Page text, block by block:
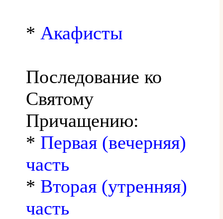
* Акафисты
Последование ко
Святому
Причащению:
* Первая (вечерняя)
часть
* Вторая (утренняя)
часть